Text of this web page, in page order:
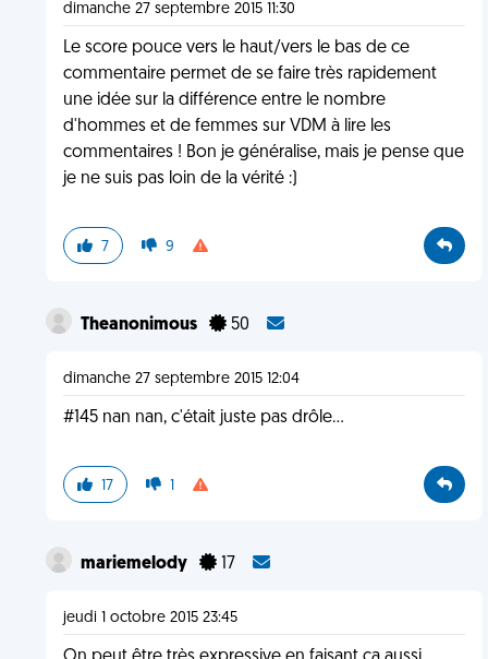
dimanche 27 septembre 2015 11:30
Le score pouce vers le haut/vers le bas de ce
commentaire permet de se faire très rapidement
une idée sur la différence entre le nombre
d'hommes et de femmes sur VDM à lire les
commentaires ! Bon je généralise, mais je pense que
je ne suis pas loin de la vérité :)
7 9
Theanonimous 50
dimanche 27 septembre 2015 12:04
#145 nan nan, c'était juste pas drôle...
17 1
mariemelody 17
jeudi 1 octobre 2015 23:45